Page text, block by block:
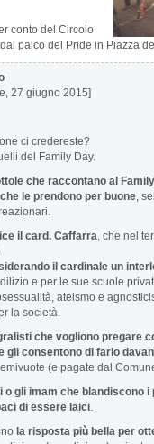
conto del Circolo
palco del Pride in Piazza
27 giugno 2015]
ci credereste?
del Family Day.
che raccontano al
le prendono per buone,
il card. Caffarra, che nel
il cardinale un
e per le sue scuole
ateismo e
la società.
che vogliono pregare
gli consentono di farlo
(e pagate dal
o gli imam che blandiscono i
di essere laici.
la risposta più bella per